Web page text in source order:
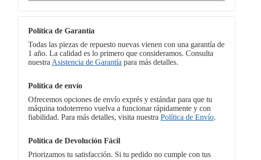
Política de Garantía
Todas las piezas de repuesto nuevas vienen con una garantía de
1 año. La calidad es lo primero que consideramos. Consulta
nuestra Asistencia de Garantía para más detalles.
Política de envío
Ofrecemos opciones de envío exprés y estándar para que tu
máquina todoterreno vuelva a funcionar rápidamente y con
fiabilidad. Para más detalles, visita nuestra Política de Envío.
Política de Devolución Fácil
Priorizamos tu satisfacción. Si tu pedido no cumple con tus